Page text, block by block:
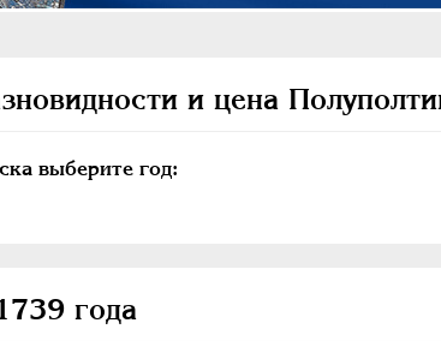
и цена
выберите год:
года